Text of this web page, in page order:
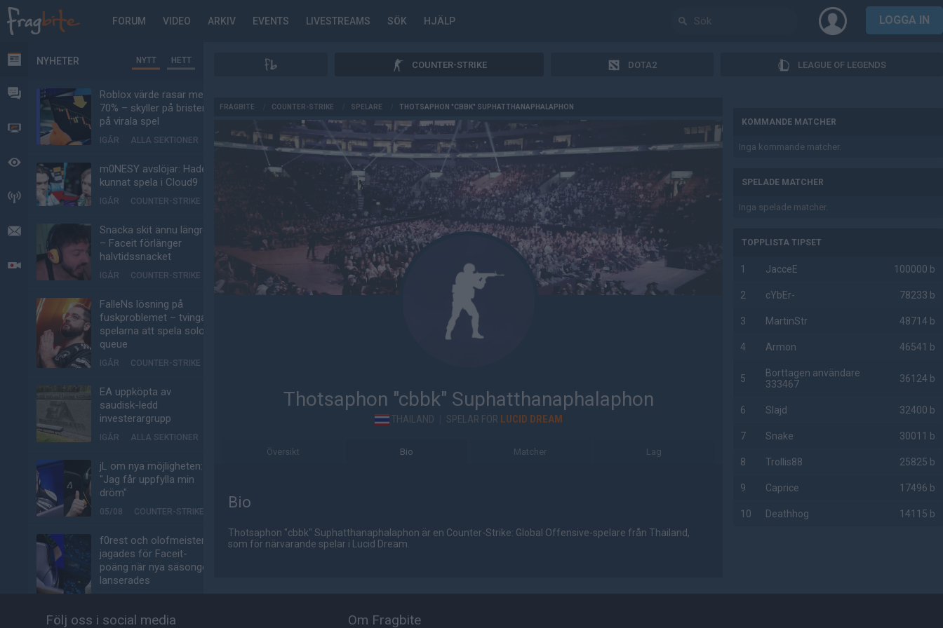
FORUM VIDEO ARKIV EVENTS LIVESTREAMS SÖK HJÄLP LOGGA IN
NYHETER
FORUM
VIDEO
BEVAKAT
HÄNDELSER
MEDDELANDEN
LIVESÄNDNINGAR
NYHETER NYTT HETT
Roblox värde rasar med
70% – skyller på bristen
på virala spel
IGÅR ALLA SEKTIONER
m0NESY avslöjar: Hade
kunnat spela i Cloud9
IGÅR COUNTER-STRIKE
Snacka skit ännu längre
– Faceit förlänger
halvtidssnacket
IGÅR COUNTER-STRIKE
FalleNs lösning på
fuskproblemet – tvinga
spelarna att spela solo-
queue
IGÅR COUNTER-STRIKE
EA uppköpta av
saudisk-ledd
investerargrupp
IGÅR ALLA SEKTIONER
jL om nya möjligheten:
"Jag får uppfylla min
dröm"
05/08 COUNTER-STRIKE
f0rest och olofmeister
jagades för Faceit-
poäng när nya säsongen
lanserades
COUNTER-STRIKE DOTA2 LEAGUE OF LEGENDS
FRAGBITE COUNTER-STRIKE SPELARE THOTSAPHON "CBBK" SUPHATTHANAPHALAPHON
Thotsaphon "cbbk" Suphatthanaphalaphon
THAILAND SPELAR FÖR LUCID DREAM
Översikt Bio Matcher Lag
Bio
Thotsaphon "cbbk" Suphatthanaphalaphon är en Counter-Strike: Global Offensive-spelare från Thailand,
som för närvarande spelar i Lucid Dream.
KOMMANDE MATCHER
Inga kommande matcher.
SPELADE MATCHER
Inga spelade matcher.
TOPPLISTA TIPSET
1 JacceE 100000 b
2 cYbEr- 78233 b
3 MartinStr 48714 b
4 Armon 46541 b
5
Borttagen användare
333467
36124 b
6 Slajd 32400 b
7 Snake 30011 b
8 Trollis88 25825 b
9 Caprice 17496 b
10 Deathhog 14115 b
Följ oss i social media Om Fragbite